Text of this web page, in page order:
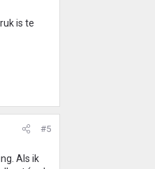
is te
#5
Als ik